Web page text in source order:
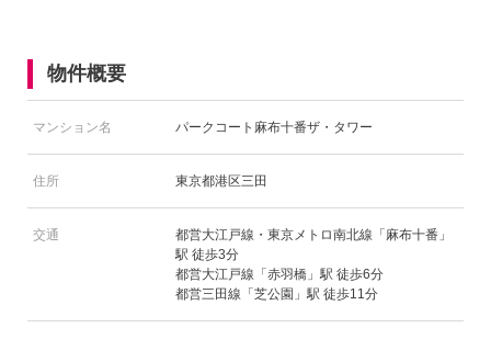
物件概要
マンション名 パークコート麻布十番ザ・タワー
住所 東京都港区三田
交通
都営大江戸線・東京メトロ南北線「麻布十番」
駅 徒歩3分
都営大江戸線「赤羽橋」駅 徒歩6分
都営三田線「芝公園」駅 徒歩11分